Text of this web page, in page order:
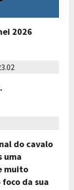
2026
do cavalo
uma
muito
da sua